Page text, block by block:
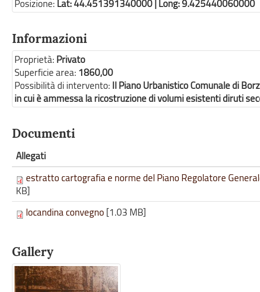
Posizione: Lat: 44.451391340000 | Long: 9.425440060000
Informazioni
Proprietà: Privato
Superficie area: 1860,00
Possibilità di intervento: Il Piano Urbanistico Comunale di
in cui è ammessa la ricostruzione di volumi esistenti diruti
Documenti
Allegati
estratto cartografia e norme del Piano Regolatore
KB]
locandina convegno [1.03 MB]
Gallery